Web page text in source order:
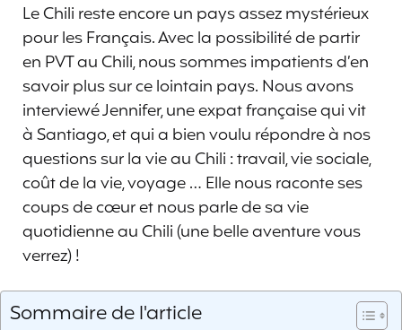
Le Chili reste encore un pays assez mystérieux
pour les Français. Avec la possibilité de partir
en PVT au Chili, nous sommes impatients d’en
savoir plus sur ce lointain pays. Nous avons
interviewé Jennifer, une expat française qui vit
à Santiago, et qui a bien voulu répondre à nos
questions sur la vie au Chili : travail, vie sociale,
coût de la vie, voyage … Elle nous raconte ses
coups de cœur et nous parle de sa vie
quotidienne au Chili (une belle aventure vous
verrez) !
Sommaire de l'article